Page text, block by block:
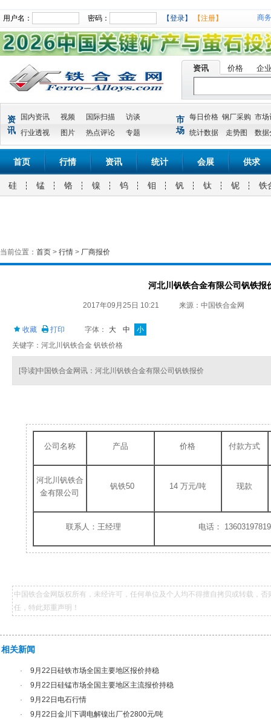
用户名： 密码： 【登录】 【注册】 商
资讯 价格 企
资
讯
国内资讯 视频 国际扫描
访谈
行业透视
图片 热点评论 专题
市
场
每日价格 钢厂采购 市场
统计数据
走势图 数据
首页 行情 资讯 统计 会展 供求
硅 锰 铬 镍 钨 钼 钒 钛 铌 铁
当前位置： 首页 > 行情 > 厂商报价
河北川钒铁合金有限公司钒铁报
2017年09月25日 10:21 来源：中国铁合金网
收藏 打印 字体： 大 中
小
关键字：河北川钒铁合金 钒铁价格
[导读]中国铁合金网讯：河北川钒铁合金有限公司钒铁报价
公司名称 产品 价格 付款方式
河北川钒铁合
金有限公司
钒铁50 14 万元/吨 现款
联系人：王经理 电话： 13603197819
中国铁合金网版权所有，未经许可，任何单位及个人均不得擅自拷贝或转载，
任，特此郑重声明！
相关新闻
·
9月22日硅铁市场全国主要地区报价持稳
·
9月22日硅锰市场全国主要地区主流报价持稳
·
9月22日电石行情
·
9月22日金川下调电解镍出厂价2800元/吨